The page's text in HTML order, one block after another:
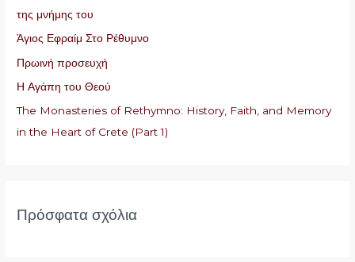
γ
ι
α
:
της μνήμης του
Άγιος Εφραίμ Στο Ρέθυμνο
Πρωινή προσευχή
Η Αγάπη του Θεού
The Monasteries of Rethymno: History, Faith, and Memory
in the Heart of Crete (Part 1)
Πρόσφατα σχόλια